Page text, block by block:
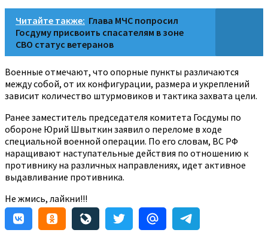
Читайте также: Глава МЧС попросил
Госдуму присвоить спасателям в зоне
СВО статус ветеранов
Военные отмечают, что опорные пункты различаются
между собой, от их конфигурации, размера и укреплений
зависит количество штурмовиков и тактика захвата цели.
Ранее заместитель председателя комитета Госдумы по
обороне Юрий Швыткин заявил о переломе в ходе
специальной военной операции. По его словам, ВС РФ
наращивают наступательные действия по отношению к
противнику на различных направлениях, идет активное
выдавливание противника.
Не жмись, лайкни!!!